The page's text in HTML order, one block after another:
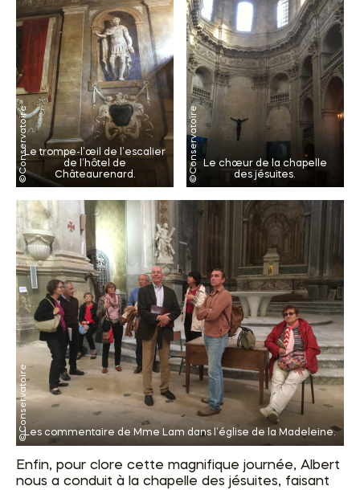
Le trompe-l’œil de l’escalier
de l’hôtel de
Châteaurenard.
Le chœur de la chapelle
des jésuites.
Les commentaire de Mme Lam dans l’église de la Madeleine.
Enfin, pour clore cette magnifique journée, Albert
nous a conduit à la chapelle des jésuites, faisant